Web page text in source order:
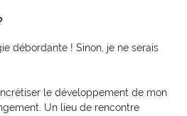
débordante ! Sinon, je ne serais
le développement de mon
Un lieu de rencontre